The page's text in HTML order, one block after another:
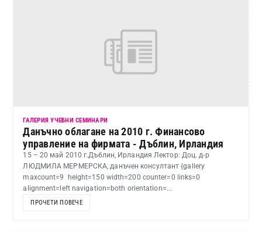
ГАЛЕРИЯ УЧЕБНИ СЕМИНАРИ
Данъчно облагане на 2010 г. Финансово
управление на фирмата - Дъблин, Ирландия
15 – 20 май 2010 г.Дъблин, Ирландия Лектор: Доц. д-р
ЛЮДМИЛА МЕРМЕРСКА, данъчен консултант {gallery
maxcount=9 height=150 width=200 counter=0 links=0
alignment=left navigation=both orientation=...
ПРОЧЕТИ ПОВЕЧЕ